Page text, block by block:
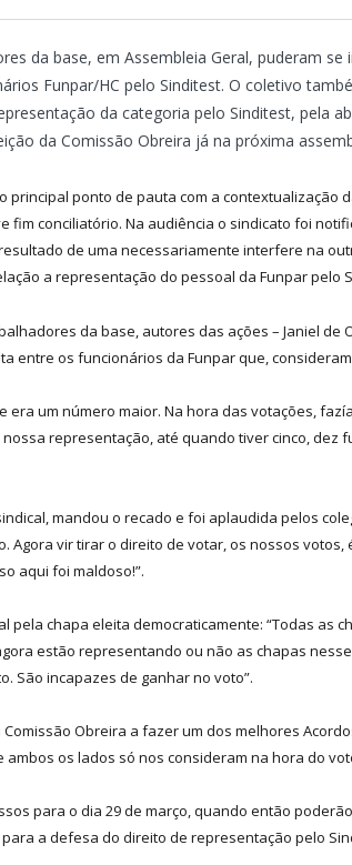
da base, em Assembleia Geral, puderam
Funpar/HC pelo Sinditest. O coletivo
da categoria pelo Sinditest, pela
da Comissão Obreira já na próxima
principal ponto de pauta com a
fim conciliatório. Na audiência o sindicato foi
de uma necessariamente interfere na
a representação do pessoal da Funpar pelo
da base, autores das ações – Janiel de
entre os funcionários da Funpar que,
um número maior. Na hora das votações,
representação, até quando tiver cinco, dez
mandou o recado e foi aplaudida pelos
Agora vir tirar o direito de votar, os nossos
aqui foi maldoso!”.
pela chapa eleita democraticamente: “Todas as
estão representando ou não as chapas
São incapazes de ganhar no voto”.
Obreira a fazer um dos melhores
os lados só nos consideram na hora do
para o dia 29 de março, quando então
a defesa do direito de representação pelo